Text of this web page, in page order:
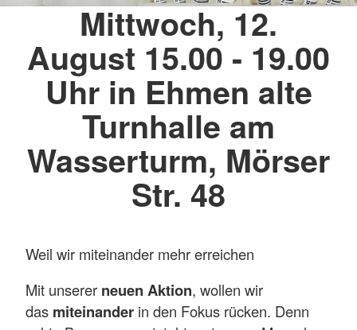
Mittwoch, 12.
August 15.00 - 19.00
Uhr in Ehmen alte
Turnhalle am
Wasserturm, Mörser
Str. 48
Weil wir miteinander mehr erreichen
Mit unserer neuen Aktion, wollen wir
das miteinander in den Fokus rücken. Denn